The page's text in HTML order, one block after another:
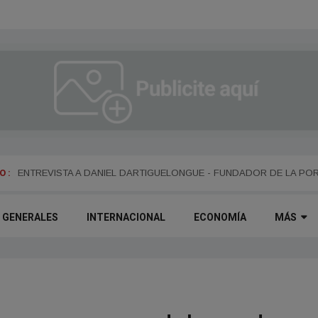
: ENTREVISTA A ALEJANDRO KIM
GENERALES INTERNACIONAL ECONOMÍA MÁS